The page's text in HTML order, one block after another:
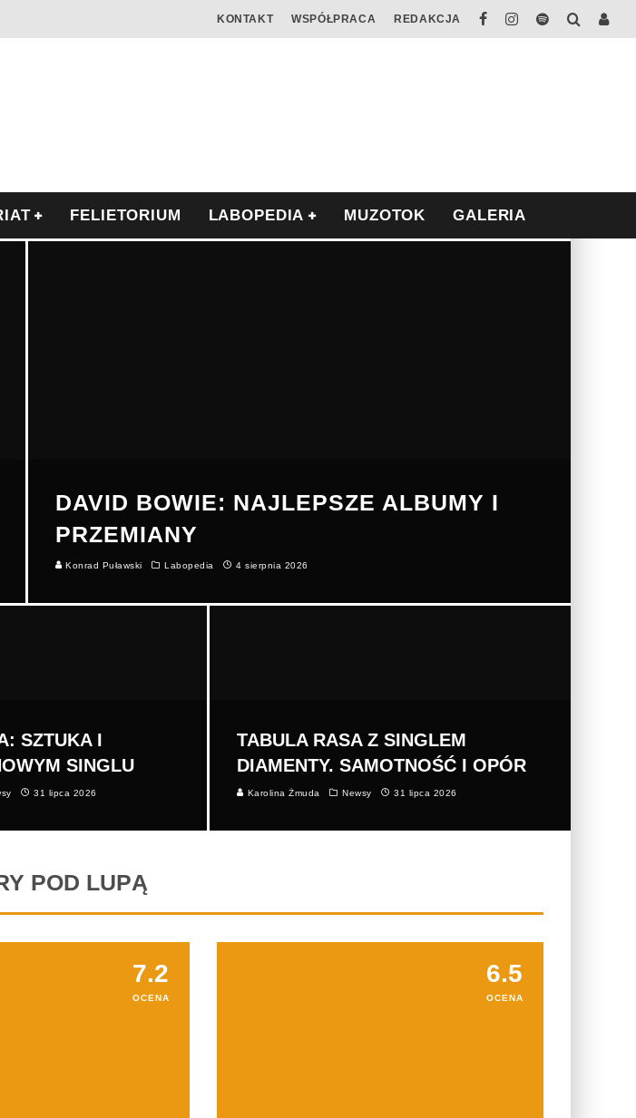
KONTAKT WSPÓŁPRACA REDAKCJA
FELIETORIUM LABOPEDIA MUZOTOK GALERIA
DAVID BOWIE: NAJLEPSZE ALBUMY I
PRZEMIANY
Konrad Puławski Labopedia 4 sierpnia 2026
SZTUKA I
SINGLU
31 lipca 2026
TABULA RASA Z SINGLEM
DIAMENTY. SAMOTNOŚĆ I OPÓR
Karolina Żmuda Newsy 31 lipca 2026
POD LUPĄ
7.2
OCENA
6.5
OCENA